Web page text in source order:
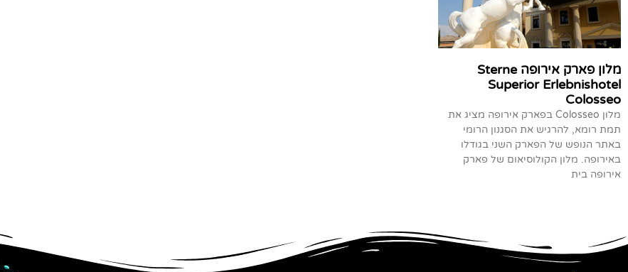
מלון פארק אירופה Sterne
Superior Erlebnishotel
Colosseo
מלון Colosseo בפארק אירופה מציג את
תמת רומא, להרגיש את הסגנון הרומי
באתר הנופש של הפארק השני בגודלו
באירופה. מלון הקולוסיאום של פארק
אירופה בית